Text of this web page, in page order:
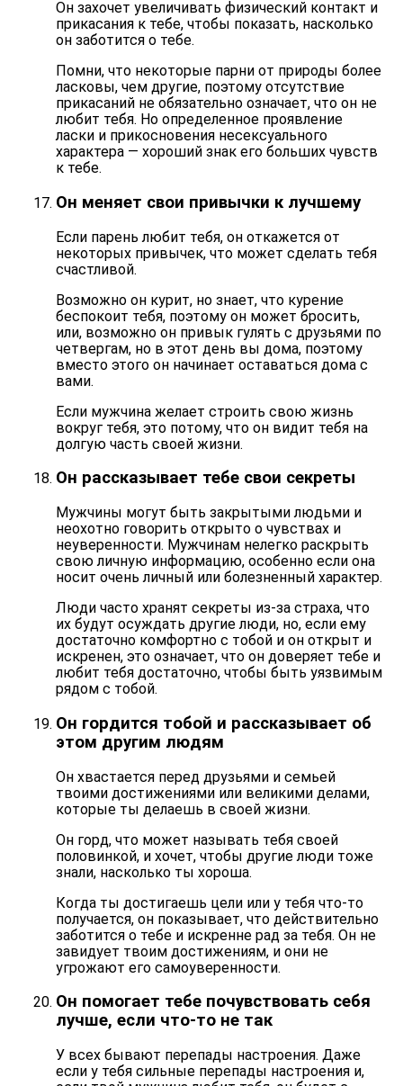
Он захочет увеличивать физический контакт и
прикасания к тебе, чтобы показать, насколько
он заботится о тебе.
Помни, что некоторые парни от природы более
ласковы, чем другие, поэтому отсутствие
прикасаний не обязательно означает, что он не
любит тебя. Но определенное проявление
ласки и прикосновения несексуального
характера — хороший знак его больших чувств
к тебе.
Он меняет свои привычки к лучшему
Если парень любит тебя, оноткажется от
некоторых привычек, что может сделать тебя
счастливой.
Возможно он курит, но знает, что курение
беспокоит тебя, поэтому он может бросить,
или, возможно он привык гулять с друзьями по
четвергам, но в этот день вы дома, поэтому
вместо этого он начинает оставаться дома с
вами.
Если мужчина желает строить свою жизнь
вокруг тебя, это потому, что он видит тебя на
долгую часть своей жизни.
Он рассказывает тебе свои секреты
Мужчины могут быть закрытыми людьми и
неохотно говорить открыто о чувствах и
неуверенности. Мужчинам нелегко раскрыть
свою личную информацию, особенно если она
носит очень личный или болезненный характер.
Люди часто хранят секреты из-за страха, что
их будут осуждать другие люди, но, если ему
достаточно комфортно с тобой ион открыт и
искренен, это означает, что он доверяет тебе и
любит тебя достаточно, чтобы быть уязвимым
рядом с тобой.
Он гордится тобой и рассказывает об
этом другим людям
Он хвастается перед друзьями и семьей
твоими достижениями или великими делами,
которые ты делаешь в своей жизни.
Он горд, что может называть тебя своей
половинкой, и хочет, чтобы другие люди тоже
знали, насколько ты хороша.
Когда ты достигаешь цели или у тебя что-то
получается, он показывает, что действительно
заботится о тебе и искренне рад за тебя.Он не
завидует твоим достижениям, и они не
угрожают его самоуверенности.
Он помогает тебе почувствовать себя
лучше, если что-то не так
У всех бывают перепады настроения. Даже
если у тебя сильные перепады настроения и,